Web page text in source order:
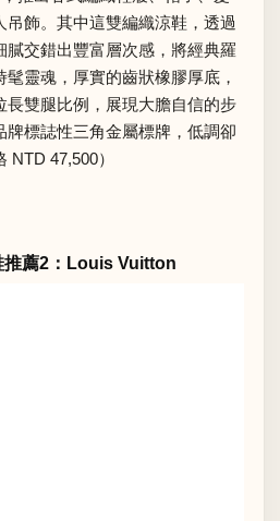
飾。其中這雙編織涼鞋，透過
膩交錯出豐富層次感，將經典羅
靈魂，厚實的齒狀橡膠厚底，
長雙腿比例，展現大膽自信的步
牌標誌性三角金屬標牌，低調卻
47,500）
推薦2：Louis Vuitton